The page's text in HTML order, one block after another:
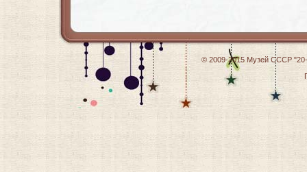
© 2009-2015 Музей СССР